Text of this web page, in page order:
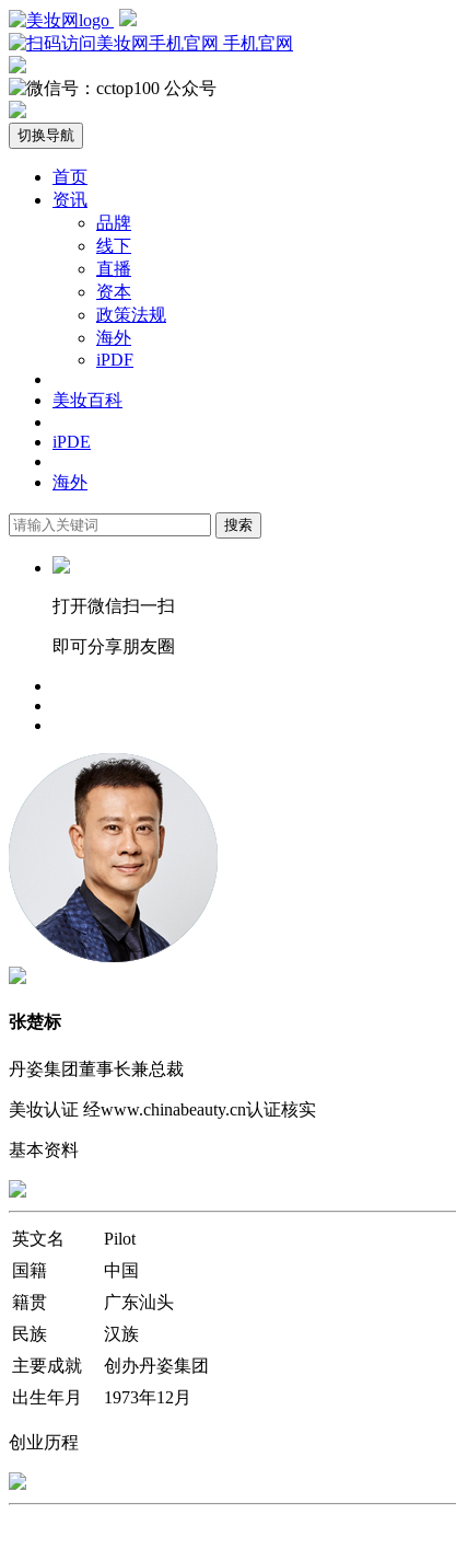
手机官网
公众号
切换导航
首页
资讯
品牌
线下
直播
资本
政策法规
海外
iPDF
美妆百科
iPDE
海外
搜索
打开微信扫一扫
即可分享朋友圈
张楚标
丹姿集团董事长兼总裁
美妆认证 经www.chinabeauty.cn认证核实
基本资料
英文名
Pilot
国籍
中国
籍贯
广东汕头
民族
汉族
主要成就
创办丹姿集团
出生年月
1973年12月
创业历程